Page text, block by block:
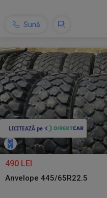
Sună
490 LEI
Anvelope 445/65R22.5